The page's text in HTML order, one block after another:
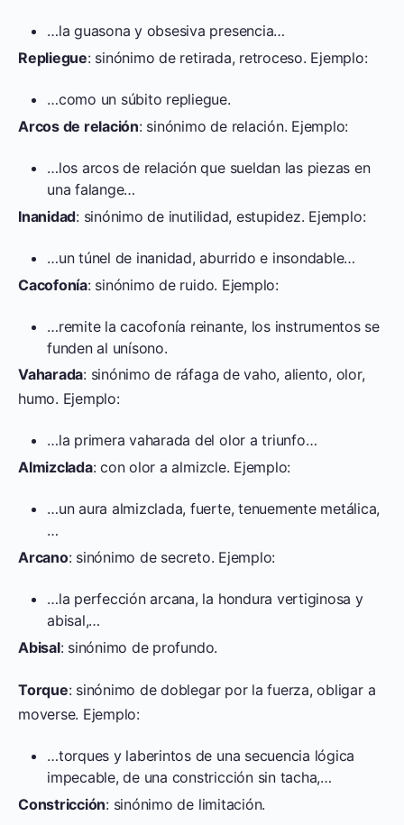
…la guasona y obsesiva presencia…
Repliegue: sinónimo de retirada, retroceso. Ejemplo:
…como un súbito repliegue.
Arcos de relación: sinónimo de relación. Ejemplo:
…los arcos de relación que sueldan las piezas en
una falange…
Inanidad: sinónimo de inutilidad, estupidez. Ejemplo:
…un túnel de inanidad, aburrido e insondable…
Cacofonía: sinónimo de ruido. Ejemplo:
…remite la cacofonía reinante, los instrumentos se
funden al unísono.
Vaharada: sinónimo de ráfaga de vaho, aliento, olor,
humo. Ejemplo:
…la primera vaharada del olor a triunfo…
Almizclada: con olor a almizcle. Ejemplo:
…un aura almizclada, fuerte, tenuemente metálica,
…
Arcano: sinónimo de secreto. Ejemplo:
…la perfección arcana, la hondura vertiginosa y
abisal,…
Abisal: sinónimo de profundo.
Torque: sinónimo de doblegar por la fuerza, obligar a
moverse. Ejemplo:
…torques y laberintos de una secuencia lógica
impecable, de una constricción sin tacha,…
Constricción: sinónimo de limitación.